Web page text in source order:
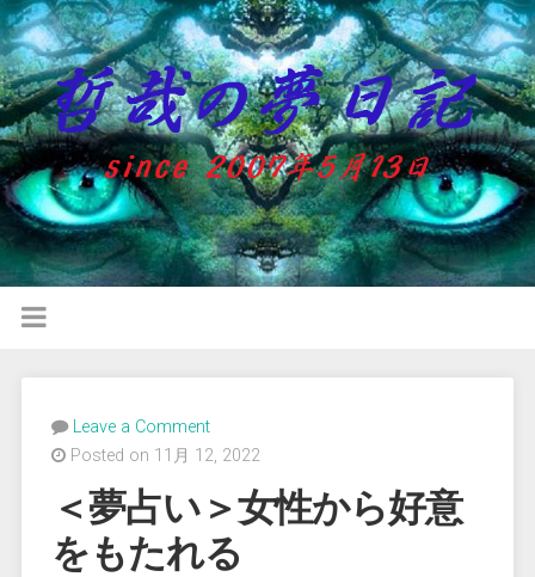
Leave a Comment
Posted on 11月 12, 2022
＜夢占い＞女性から好意
をもたれる